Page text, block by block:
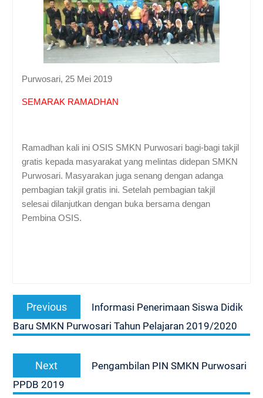
Purwosari, 25 Mei 2019
SEMARAK RAMADHAN
Ramadhan kali ini OSIS SMKN Purwosari bagi-bagi takjil
gratis kepada masyarakat yang melintas didepan SMKN
Purwosari. Masyarakan juga senang dengan adanga
pembagian takjil gratis ini. Setelah pembagian takjil
selesai dilanjutkan dengan buka bersama dengan
Pembina OSIS.
Navigasi
posPrevious
Previous
post:
Informasi Penerimaan Siswa Didik
Baru SMKN Purwosari Tahun Pelajaran 2019/2020
Next
post:
Pengambilan PIN SMKN Purwosari
PPDB 2019